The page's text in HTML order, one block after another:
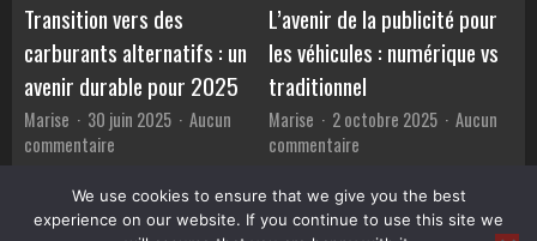
Transition vers des
carburants alternatifs : un
avenir durable pour 2025
Marise 30 juin 2025
Aucun
commentaire
vers
des
voir article
L’avenir de la publicité pour
les véhicules : numérique vs
traditionnel
Marise 2 octobre 2025
Aucun
commentaire
de
la
voir article
We use cookies to ensure that we give you the best
experience on our website. If you continue to use this site we